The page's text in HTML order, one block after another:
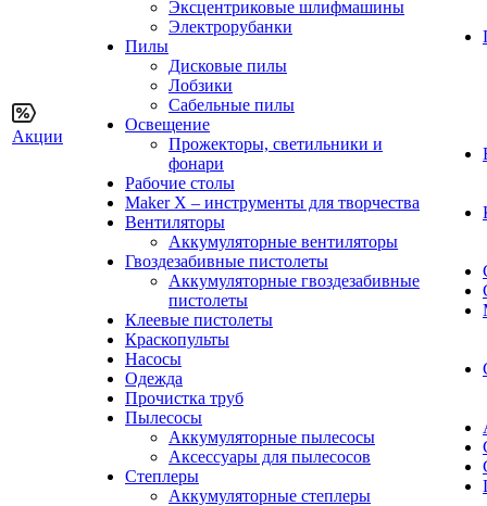
Акции
Эксцентриковые шлифмашины
Электрорубанки
Пилы
Дисковые пилы
Лобзики
Сабельные пилы
Освещение
Прожекторы, светильники и
фонари
Рабочие столы
Maker X – инструменты для творчества
Вентиляторы
Аккумуляторные вентиляторы
Гвоздезабивные пистолеты
Аккумуляторные гвоздезабивные
пистолеты
Клеевые пистолеты
Краскопульты
Насосы
Одежда
Прочистка труб
Пылесосы
Аккумуляторные пылесосы
Аксессуары для пылесосов
Степлеры
Аккумуляторные степлеры